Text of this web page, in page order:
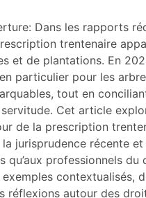
Dans les rapports
trentenaire
et de plantations. En
particulier pour les
tout en
Cet article
de la prescription
jurisprudence récente
qu’aux professionnels
contextualisés,
réflexions autour des